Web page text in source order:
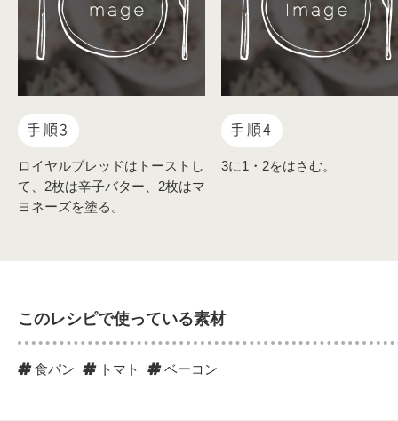
手順3
ロイヤルブレッドはトーストし
て、2枚は辛子バター、2枚はマ
ヨネーズを塗る。
手順4
3に1・2をはさむ。
このレシピで使っている素材
食パン トマト ベーコン